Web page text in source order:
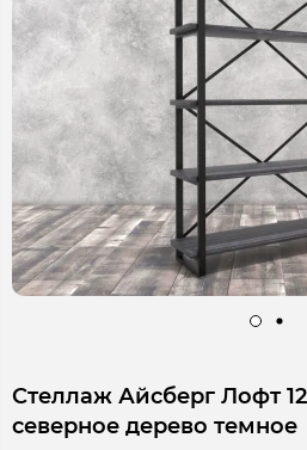
Стеллаж Айсберг Лофт
северное дерево темное